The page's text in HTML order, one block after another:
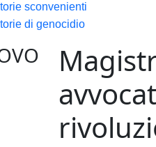
sconvenienti
di genocidio